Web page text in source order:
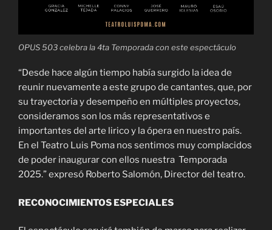
OPUS 503 celebra la 4ta Temporada con este espectáculo
“Desde hace algún tiempo había surgido la idea de
reunir nuevamente a este grupo de cantantes, que, por
su trayectoria y desempeño en múltiples proyectos,
consideramos son los más representativos e
importantes del arte lirico y la ópera en nuestro país.
En el Teatro Luis Poma nos sentimos muy complacidos
de poder inaugurar con ellos nuestra Temporada
2025.” expresó Roberto Salomón, Director del teatro.
RECONOCIMIENTOS ESPECIALES